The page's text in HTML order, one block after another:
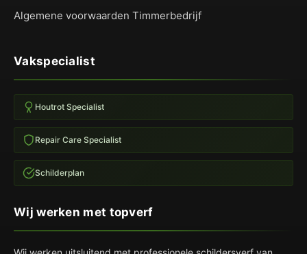
Algemene voorwaarden Timmerbedrijf
Vakspecialist
Houtrot Specialist
Repair Care Specialist
Schilderplan
Wij werken met topverf